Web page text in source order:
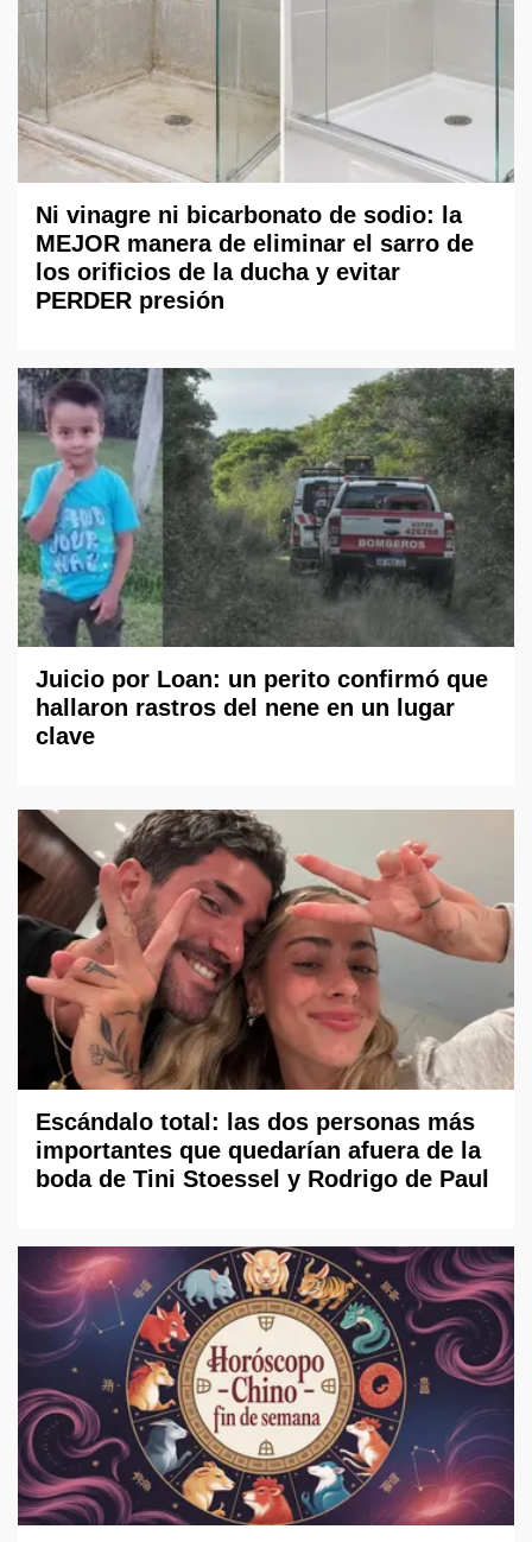
Ni vinagre ni bicarbonato de sodio: la
MEJOR manera de eliminar el sarro de
los orificios de la ducha y evitar
PERDER presión
Juicio por Loan: un perito confirmó que
hallaron rastros del nene en un lugar
clave
Escándalo total: las dos personas más
importantes que quedarían afuera de la
boda de Tini Stoessel y Rodrigo de Paul